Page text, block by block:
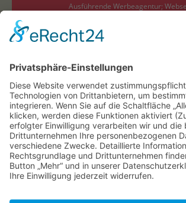
Ausführende Werbeagentur;
regioprint Werbemedien & Agentur
Suchen
Startseite
Aktuelle Zeitung
Archiv Zeitungen
Archiv Beiträge
Stellenangebote
Verteilkarte